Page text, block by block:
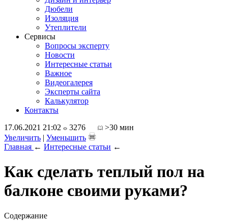
Дюбели
Изоляция
Утеплители
Сервисы
Вопросы эксперту
Новости
Интересные статьи
Важное
Видеогалерея
Эксперты сайта
Калькулятор
Контакты
17.06.2021 21:02
3276
>30 мин
Увеличить | Уменьшить
Главная ← Интересные статьи ←
Как сделать теплый пол на
балконе своими руками?
Содержание